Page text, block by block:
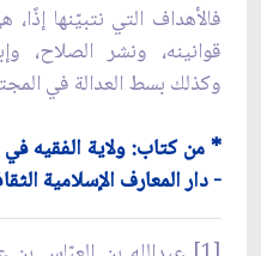
فالأهداف التي نتبيّنها
قوانينه، ونشر الصلاح،
وكذلك بسط العدالة في
* من كتاب: ولاية الفقيه
- دار المعارف الإسلامية